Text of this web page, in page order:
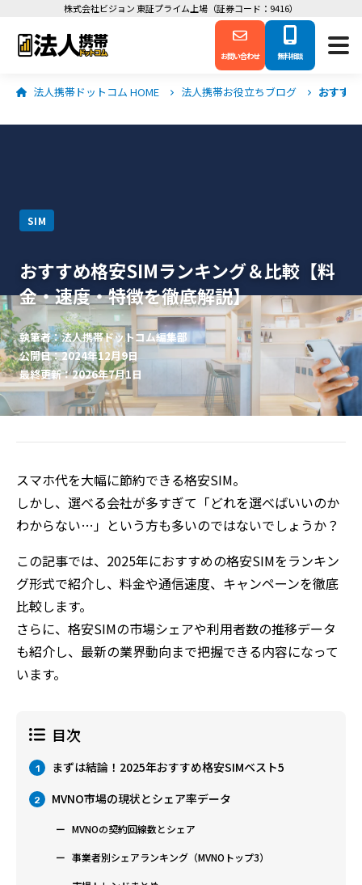
株式会社ビジョン 東証プライム上場（証券コード：9416）
お問い合わせ 無料相談
法人携帯ドットコム HOME 法人携帯お役立ちブログ おすす
SIM
おすすめ格安SIMランキング＆比較【料
金・速度・特徴を徹底解説】
執筆者：法人携帯ドットコム編集部
公開日：2024年12月9日
最終更新：2026年7月1日
スマホ代を大幅に節約できる格安SIM。
しかし、選べる会社が多すぎて「どれを選べばいいのか
わからない…」という方も多いのではないでしょうか？
この記事では、2025年におすすめの格安SIMをランキン
グ形式で紹介し、料金や通信速度、キャンペーンを徹底
比較します。
さらに、格安SIMの市場シェアや利用者数の推移データ
も紹介し、最新の業界動向まで把握できる内容になって
います。
目次
1 まずは結論！2025年おすすめ格安SIMベスト5
2 MVNO市場の現状とシェア率データ
MVNOの契約回線数とシェア
事業者別シェアランキング（MVNOトップ3）